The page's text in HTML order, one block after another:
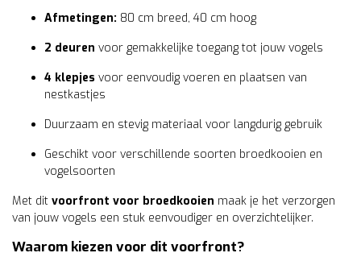
Afmetingen: 80 cm breed, 40 cm hoog
2 deuren voor gemakkelijke toegang tot jouw vogels
4 klepjes voor eenvoudig voeren en plaatsen van
nestkastjes
Duurzaam en stevig materiaal voor langdurig gebruik
Geschikt voor verschillende soorten broedkooien en
vogelsoorten
Met dit voorfront voor broedkooien maak je het verzorgen
van jouw vogels een stuk eenvoudiger en overzichtelijker.
Waarom kiezen voor dit voorfront?